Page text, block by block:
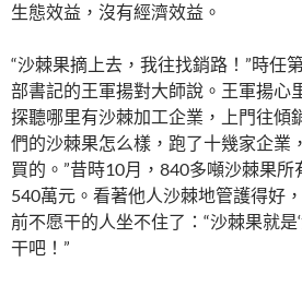
生態效益，沒有經濟效益。
“沙棘果摘上去，我往找銷路！”時任
部書記的王軍揚對大師說。王軍揚心
探聽哪里有沙棘加工企業，上門往傾
們的沙棘果怎么樣，跑了十幾家企業
買的。”昔時10月，840多噸沙棘果
540萬元。看著他人沙棘地管護得好
前不愿干的人坐不住了：“沙棘果就是
干吧！”